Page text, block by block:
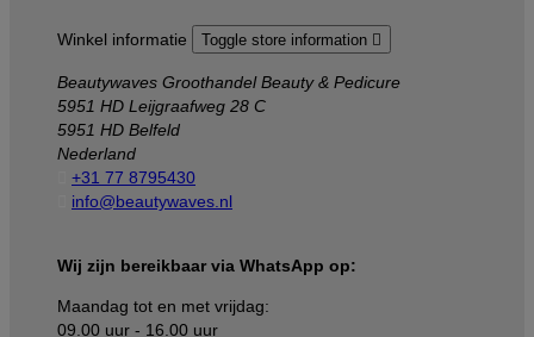
Winkel informatie Toggle store information 
Beautywaves Groothandel Beauty & Pedicure
5951 HD Leijgraafweg 28 C
5951 HD Belfeld
Nederland
+31 77 8795430
info@beautywaves.nl
Wij zijn bereikbaar via WhatsApp op:
Maandag tot en met vrijdag:
09.00 uur - 16.00 uur